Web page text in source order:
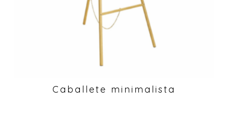
Caballete minimalista